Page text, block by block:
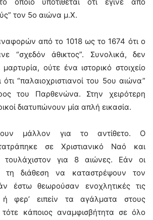
τον 5ο αιώνα μ.Χ.
από το 1018 ως το 1674 ότι ο
“σχεδόν άθικτος”. Συνολικά, δεν
ούτε ένα ιστορικό στοιχείο
“παλαιοχριστιανοί του 5ου αιώνα”
του Παρθενώνα. Στην χειρότερη
διατυπώνουν μία απλή εικασία.
μάλλον για το αντίθετο. Ο
σε Χριστιανικό Ναό και
τουλάχιστον για 8 αιώνες. Εάν οι
τη διάθεση να καταστρέψουν τον
έστω θεωρούσαν ενοχλητικές τις
ή φερ’ ειπείν τα αγάλματα στους
κάποιος αναμφισβήτητα σε όλο